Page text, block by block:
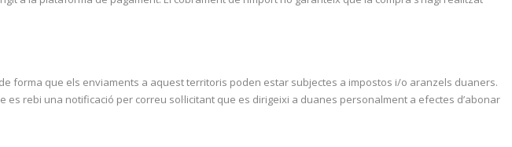
forma que els enviaments a aquest territoris poden estar subjectes a impostos i/o aranzels duaners.
rebi una notificació per correu sol·licitant que es dirigeixi a duanes personalment a efectes d’abonar